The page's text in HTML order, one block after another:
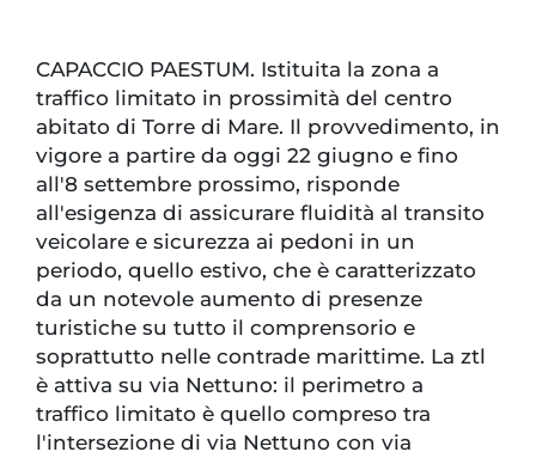
CAPACCIO PAESTUM. Istituita la zona a
traffico limitato in prossimità del centro
abitato di Torre di Mare. Il provvedimento, in
vigore a partire da oggi 22 giugno e fino
all'8 settembre prossimo, risponde
all'esigenza di assicurare fluidità al transito
veicolare e sicurezza ai pedoni in un
periodo, quello estivo, che è caratterizzato
da un notevole aumento di presenze
turistiche su tutto il comprensorio e
soprattutto nelle contrade marittime. La ztl
è attiva su via Nettuno: il perimetro a
traffico limitato è quello compreso tra
l'intersezione di via Nettuno con via